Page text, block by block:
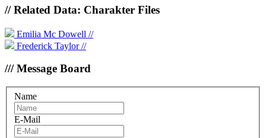
// Related Data: Charakter Files
Emilia Mc Dowell //
Frederick Taylor //
/// Message Board
Name
E-Mail